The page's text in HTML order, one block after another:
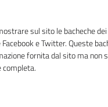
sul sito le bacheche
e Twitter. Queste
fornita dal sito ma non